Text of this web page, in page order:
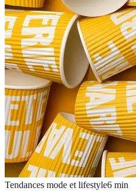
Tendances mode et lifestyle6 min